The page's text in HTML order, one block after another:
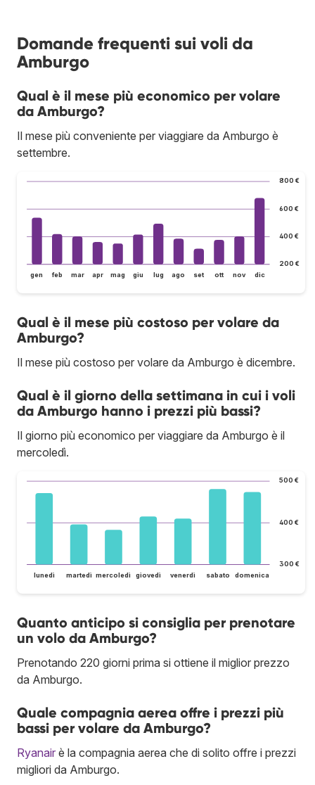
Domande frequenti sui voli da
Amburgo
Qual è il mese più economico per volare
da Amburgo?
Il mese più conveniente per viaggiare da Amburgo è
settembre.
200 €
400 €
600 €
800 €
gen feb mar apr mag giu lug ago set ott nov dic
Qual è il mese più costoso per volare da
Amburgo?
Il mese più costoso per volare da Amburgo è dicembre.
Qual è il giorno della settimana in cui i voli
da Amburgo hanno i prezzi più bassi?
Il giorno più economico per viaggiare da Amburgo è il
mercoledì.
300 €
400 €
500 €
lunedì martedì mercoledì giovedì venerdì sabato domenica
Quanto anticipo si consiglia per prenotare
un volo da Amburgo?
Prenotando 220 giorni prima si ottiene il miglior prezzo
da Amburgo.
Quale compagnia aerea offre i prezzi più
bassi per volare da Amburgo?
Ryanair è la compagnia aerea che di solito offre i prezzi
migliori da Amburgo.